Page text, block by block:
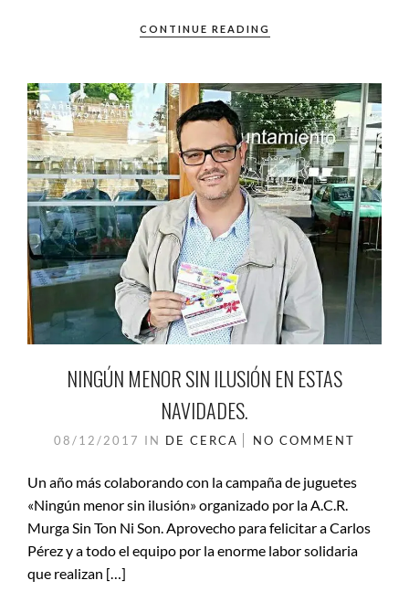
CONTINUE READING
NINGÚN MENOR SIN ILUSIÓN EN ESTAS
NAVIDADES.
08/12/2017 IN DE CERCA NO COMMENT
Un año más colaborando con la campaña de juguetes
«Ningún menor sin ilusión» organizado por la A.C.R.
Murga Sin Ton Ni Son. Aprovecho para felicitar a Carlos
Pérez y a todo el equipo por la enorme labor solidaria
que realizan […]